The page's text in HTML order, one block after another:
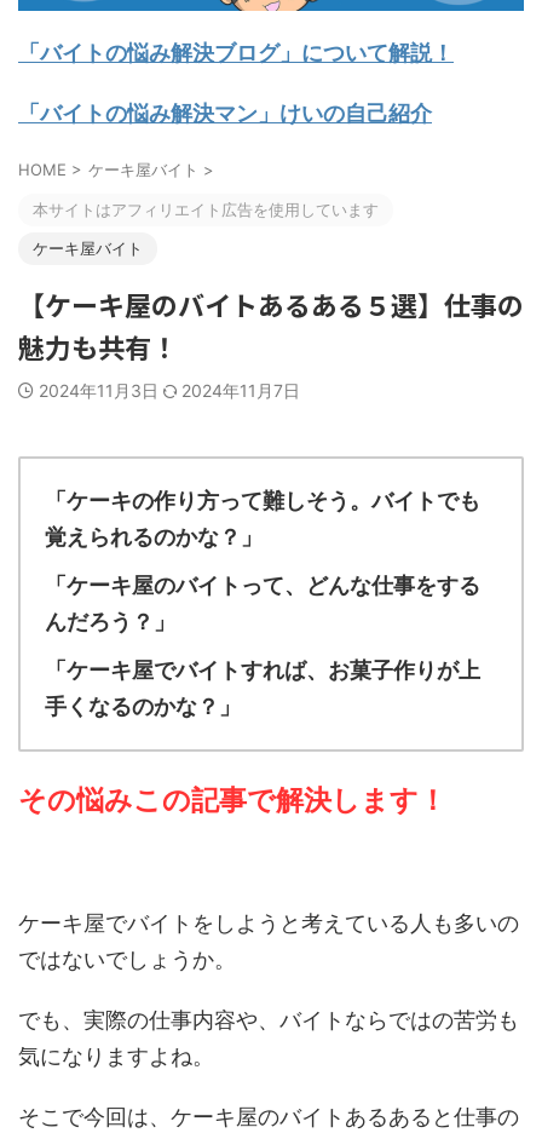
「バイトの悩み解決ブログ」について解説！
「バイトの悩み解決マン」けいの自己紹介
HOME > ケーキ屋バイト >
本サイトはアフィリエイト広告を使用しています
ケーキ屋バイト
【ケーキ屋のバイトあるある５選】仕事の
魅力も共有！
2024年11月3日 2024年11月7日
「ケーキの作り方って難しそう。バイトでも
覚えられるのかな？」
「ケーキ屋のバイトって、どんな仕事をする
んだろう？」
「ケーキ屋でバイトすれば、お菓子作りが上
手くなるのかな？」
その悩みこの記事で解決します！
ケーキ屋でバイトをしようと考えている人も多いの
ではないでしょうか。
でも、実際の仕事内容や、バイトならではの苦労も
気になりますよね。
そこで今回は、ケーキ屋のバイトあるあると仕事の